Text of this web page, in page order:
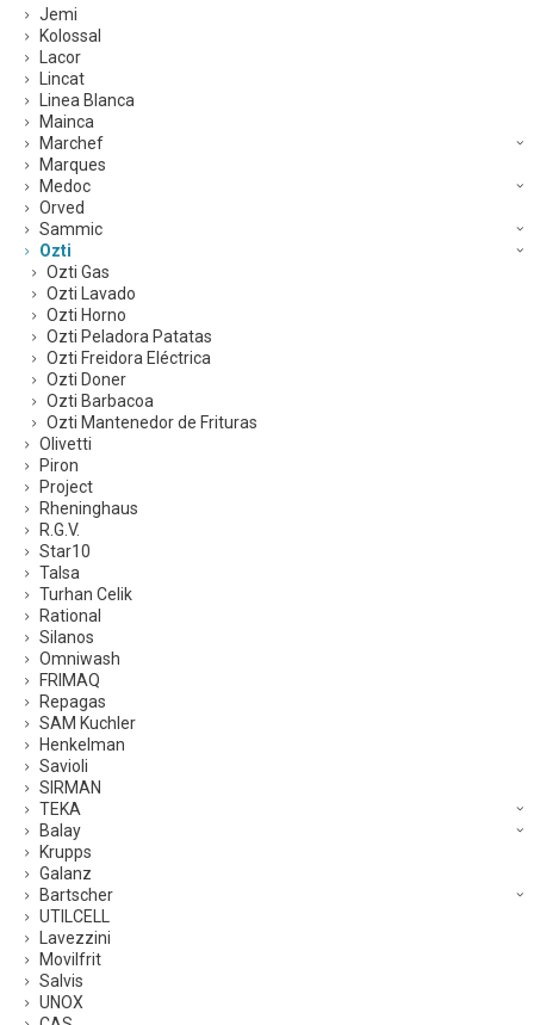
Jemi
Kolossal
Lacor
Lincat
Linea Blanca
Mainca
Marchef
Marques
Medoc
Orved
Sammic
Ozti
Ozti Gas
Ozti Lavado
Ozti Horno
Ozti Peladora Patatas
Ozti Freidora Eléctrica
Ozti Doner
Ozti Barbacoa
Ozti Mantenedor de Frituras
Olivetti
Piron
Project
Rheninghaus
R.G.V.
Star10
Talsa
Turhan Celik
Rational
Silanos
Omniwash
FRIMAQ
Repagas
SAM Kuchler
Henkelman
Savioli
SIRMAN
TEKA
Balay
Krupps
Galanz
Bartscher
UTILCELL
Lavezzini
Movilfrit
Salvis
UNOX